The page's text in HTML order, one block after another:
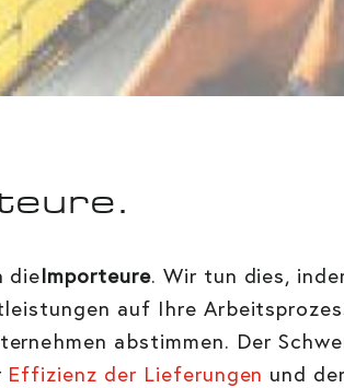
dieImporteure. Wir tun dies,
auf Ihre
abstimmen. Der
Effizienz der Lieferungen und der